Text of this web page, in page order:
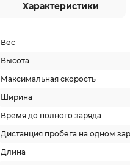
Характеристики
Вес
Высота
Максимальная скорость
Ширина
Время до полного заряда
Дистанция пробега на одном
Длина